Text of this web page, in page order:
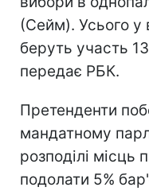
(Сейм). Усього у
беруть участь
передає РБК.
Претенденти
мандатному
розподілі місць
подолати 5%